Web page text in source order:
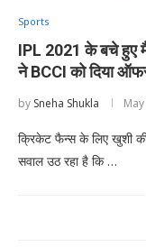
Sports
IPL 2021 के बचे हुए
ने BCCI को दिया
by Sneha Shukla
क्रिकेट फैन्स के लिए खुशी
सवाल उठ रहा है कि …